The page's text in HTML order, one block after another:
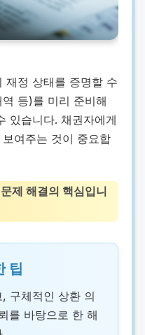
재정 상태를 증명할 수
등)를 미리 준비해
있습니다. 채권자에게
여주는 것이 중요합
제 해결의 핵심입니
팁
구체적인 상환 의
를 바탕으로 한 해